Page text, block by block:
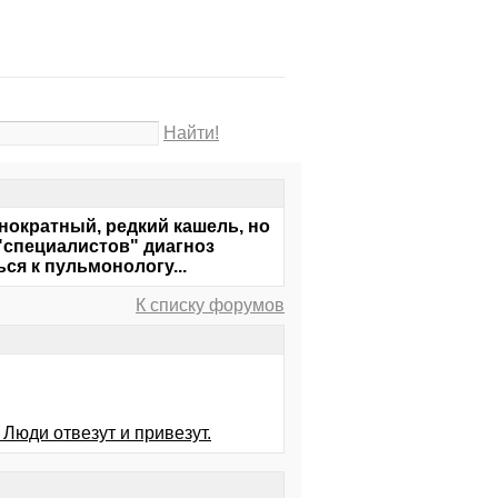
Найти!
редкий кашель, но
диагноз
к пульмонологу...
К списку форумов
отвезут и привезут.